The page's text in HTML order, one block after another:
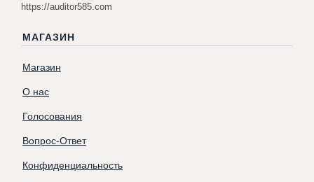
https://auditor585.com
МАГАЗИН
Магазин
О нас
Голосования
Вопрос-Ответ
Конфиденциальность